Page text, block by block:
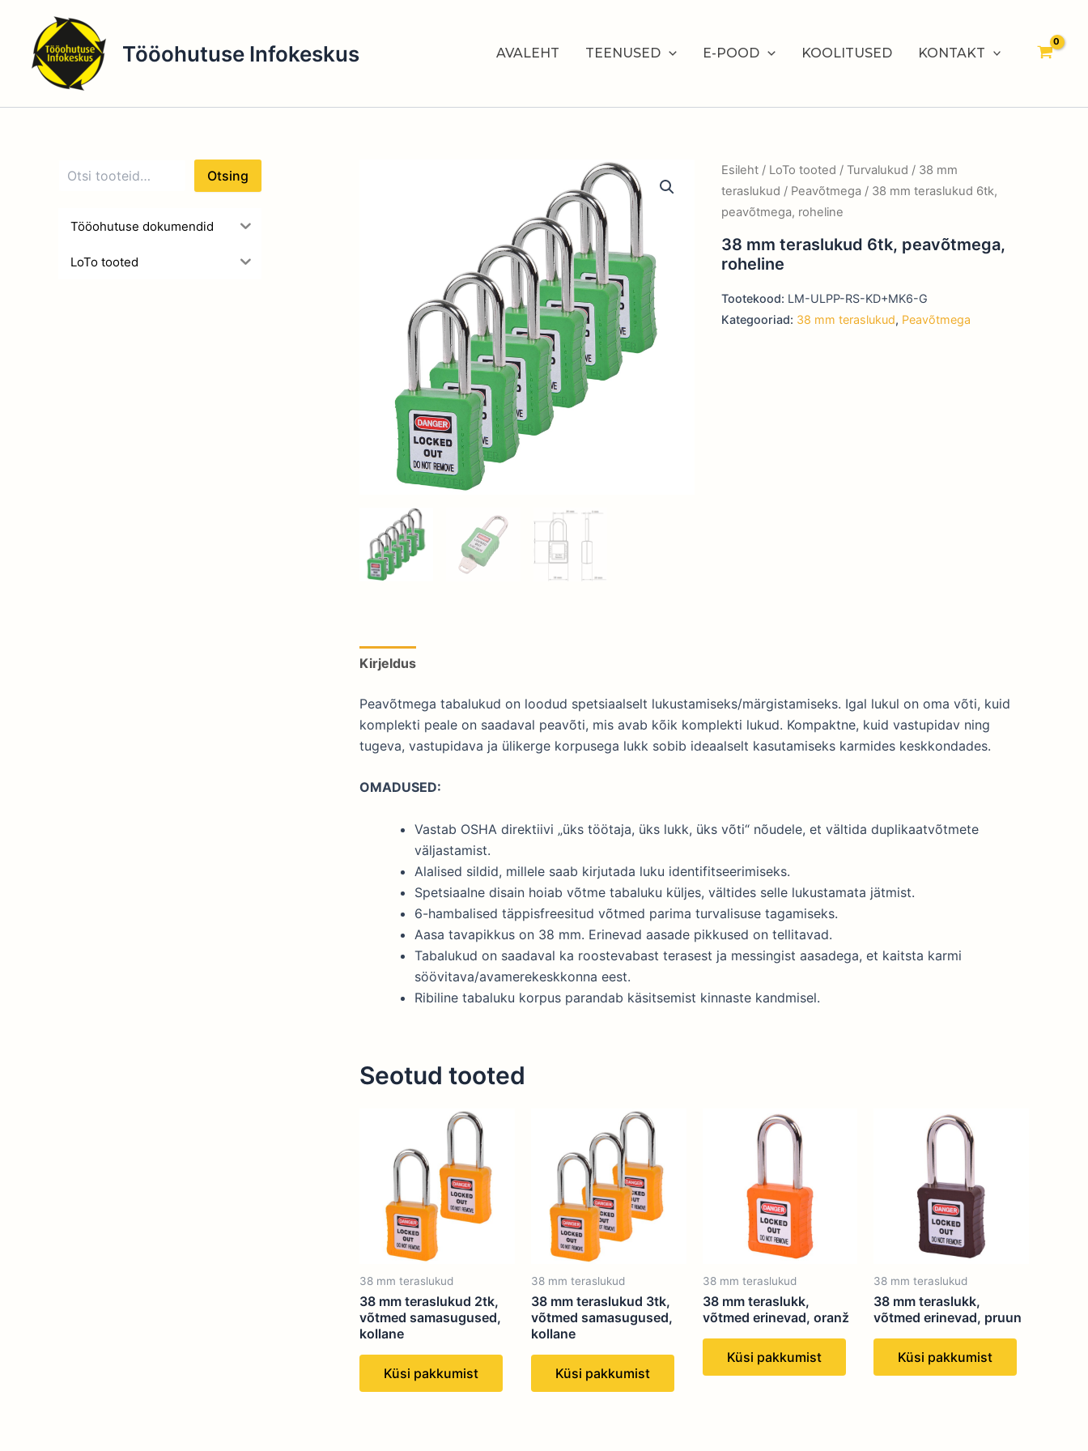
content
Tööohutuse Infokeskus AVALEHT TEENUSED E-POOD KOOLITUSED KONTAKT
t
i
g
Otsing
Tööohutuse dokumendid
LoTo tooted
Esileht/ LoTo tooted / Turvalukud / 38 mm
teraslukud / Peavõtmega / 38 mm teraslukud 6tk,
peavõtmega, roheline
38 mm teraslukud 6tk, peavõtmega,
roheline
Tootekood: LM-ULPP-RS-KD+MK6-G
Kategooriad: 38 mm teraslukud, Peavõtmega
Kirjeldus
Peavõtmega tabalukud on loodud spetsiaalselt lukustamiseks/märgistamiseks. Igal lukul on oma võti, kuid
komplekti peale on saadaval peavõti, mis avab kõik komplekti lukud. Kompaktne, kuid vastupidav ning
tugeva, vastupidava ja ülikerge korpusega lukk sobib ideaalselt kasutamiseks karmides keskkondades.
OMADUSED:
Vastab OSHA direktiivi „üks töötaja, üks lukk, üks võti“ nõudele, et vältida duplikaatvõtmete
väljastamist.
Alalised sildid, millele saab kirjutada luku identifitseerimiseks.
Spetsiaalne disain hoiab võtme tabaluku küljes, vältides selle lukustamata jätmist.
6-hambalised täppisfreesitud võtmed parima turvalisuse tagamiseks.
Aasa tavapikkus on 38 mm. Erinevad aasade pikkused on tellitavad.
Tabalukud on saadaval ka roostevabast terasest ja messingist aasadega, et kaitsta karmi
söövitava/avamerekeskkonna eest.
Ribiline tabaluku korpus parandab käsitsemist kinnaste kandmisel.
Seotud tooted
38 mm teraslukud
38 mm teraslukud 2tk,
võtmed samasugused,
kollane
Küsi pakkumist
38 mm teraslukud
38 mm teraslukud 3tk,
võtmed samasugused,
kollane
Küsi pakkumist
38 mm teraslukud
38 mm teraslukk,
võtmed erinevad, oranž
Küsi pakkumist
38 mm teraslukud
38 mm teraslukk,
võtmed erinevad, pruun
Küsi pakkumist